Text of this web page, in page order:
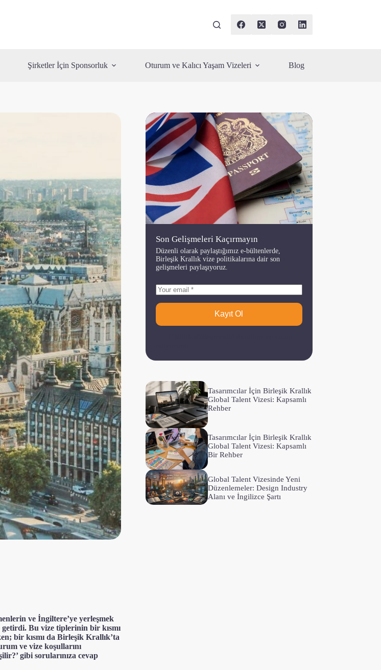
Şirketler İçin Sponsorluk Oturum ve Kalıcı Yaşam Vizeleri Blog
ve İngiltere’ye yerleşmek
Bu vize tiplerinin bir kısmı
bir kısmı da Birleşik Krallık’ta
ve vize koşullarını
gibi sorularınıza cevap
Son Gelişmeleri Kaçırmayın
Düzenli olarak paylaştığımız e-bültenlerde,
Birleşik Krallık vize politikalarına dair son
gelişmeleri paylaşıyoruz.
Kayıt Ol
Tasarımcılar İçin Birleşik Krallık
Global Talent Vizesi: Kapsamlı
Rehber
Tasarımcılar İçin Birleşik Krallık
Global Talent Vizesi: Kapsamlı
Bir Rehber
Global Talent Vizesinde Yeni
Düzenlemeler: Design Industry
Alanı ve İngilizce Şartı